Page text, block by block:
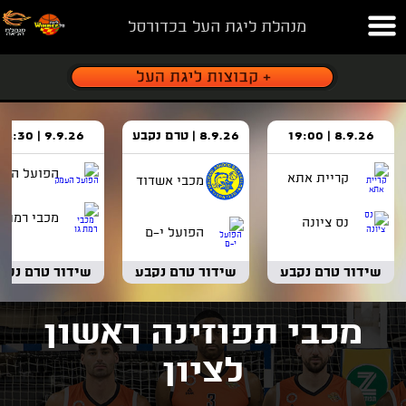
מנהלת ליגת העל בכדורסל
8.9.26 | 19:00
קריית אתא
נס ציונה
שידור טרם נקבע
8.9.26 | טרם נקבע
מכבי אשדוד
הפועל י-ם
שידור טרם נקבע
9.9.26 | 18:30
הפועל
מכבי רמת
שידור טרם
מכבי תפוזינה ראשון
לציון